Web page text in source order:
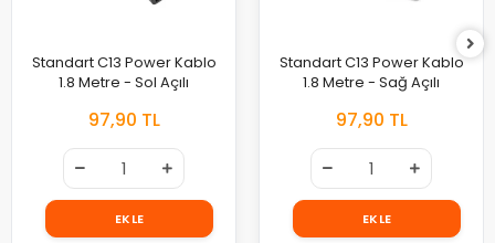
Standart C13 Power Kablo
1.8 Metre - Sol Açılı
97,90 TL
EKLE
Standart C13 Power Kablo
1.8 Metre - Sağ Açılı
97,90 TL
EKLE